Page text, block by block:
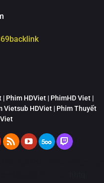
Phim HDViet | PhimHD Viet |
Vietsub HDViet | Phim Thuyết